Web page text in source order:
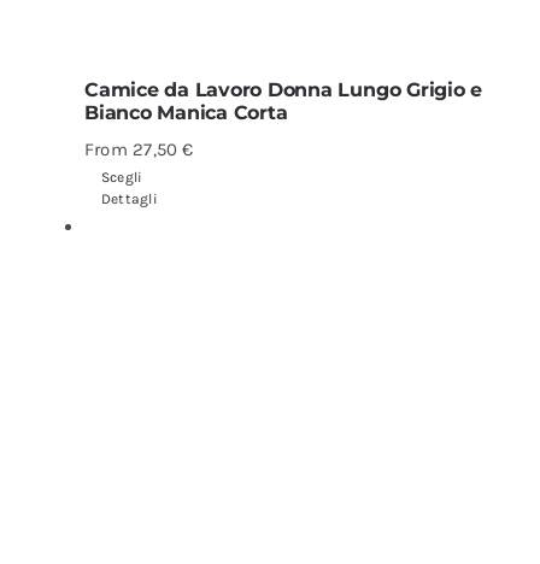
Camice da Lavoro Donna Lungo Grigio e
Bianco Manica Corta
From 27,50€
Scegli
Dettagli